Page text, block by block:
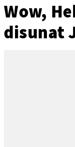
Wow,
disunat